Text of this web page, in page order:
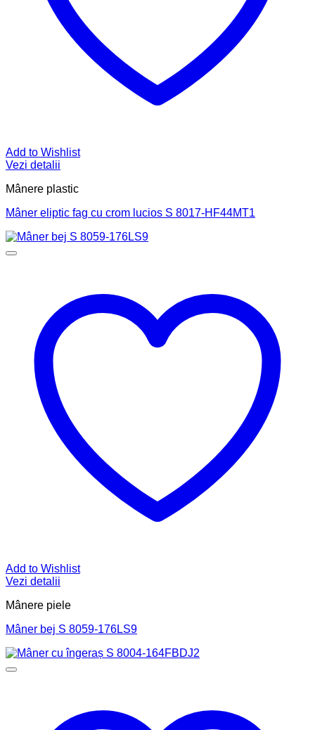
Add to Wishlist
Vezi detalii
Mânere plastic
Mâner eliptic fag cu crom lucios S 8017-HF44MT1
Add to Wishlist
Vezi detalii
Mânere piele
Mâner bej S 8059-176LS9